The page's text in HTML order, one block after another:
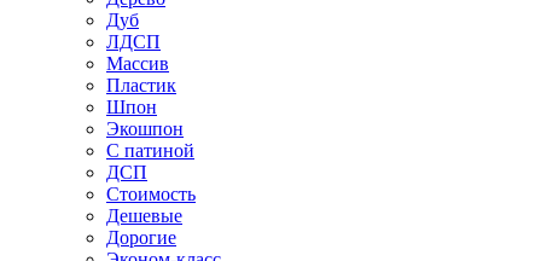
Дуб
ЛДСП
Массив
Пластик
Шпон
Экошпон
С патиной
ДСП
Стоимость
Дешевые
Дорогие